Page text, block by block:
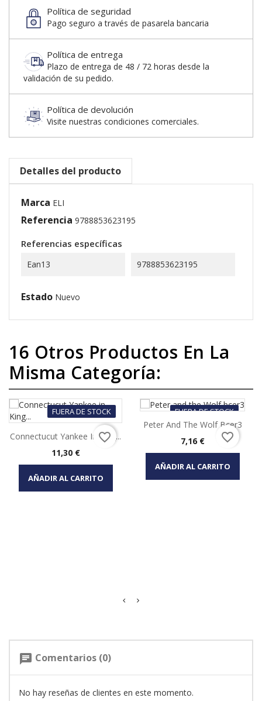
Política de seguridad
Pago seguro a través de pasarela bancaria
Política de entrega
Plazo de entrega de 48 / 72 horas desde la
validación de su pedido.
Política de devolución
Visite nuestras condiciones comerciales.
Detalles del producto
Marca ELI
Referencia 9788853623195
Referencias específicas
Ean13 9788853623195
Estado Nuevo
16 Otros Productos En La
Misma Categoría:
FUERA DE STOCK
Connectucut Yankee In King...
Precio
11,30 €
AÑADIR AL CARRITO
favorite_border
FUERA DE STOCK
Peter And The Wolf Bcer3
Precio
7,16 €
AÑADIR AL CARRITO
favorite_border
chat Comentarios (0)
No hay reseñas de clientes en este momento.